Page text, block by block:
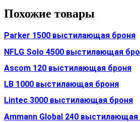
Похожие товары
Parker 1500 выстилающая броня
NFLG Solo 4500 выстилающая
Ascom 120 выстилающая броня
LB 1000 выстилающая броня
Lintec 3000 выстилающая броня
Ammann Global 240 выстилающая